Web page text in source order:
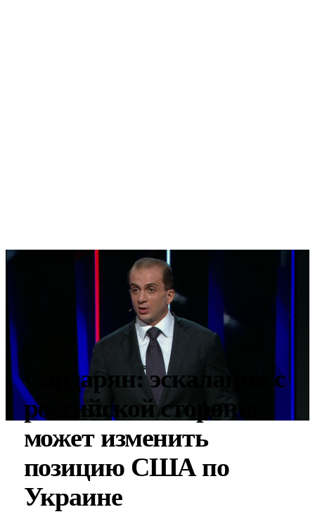
Сардарян: эскалация с
российской стороны
может изменить
позицию США по
Украине